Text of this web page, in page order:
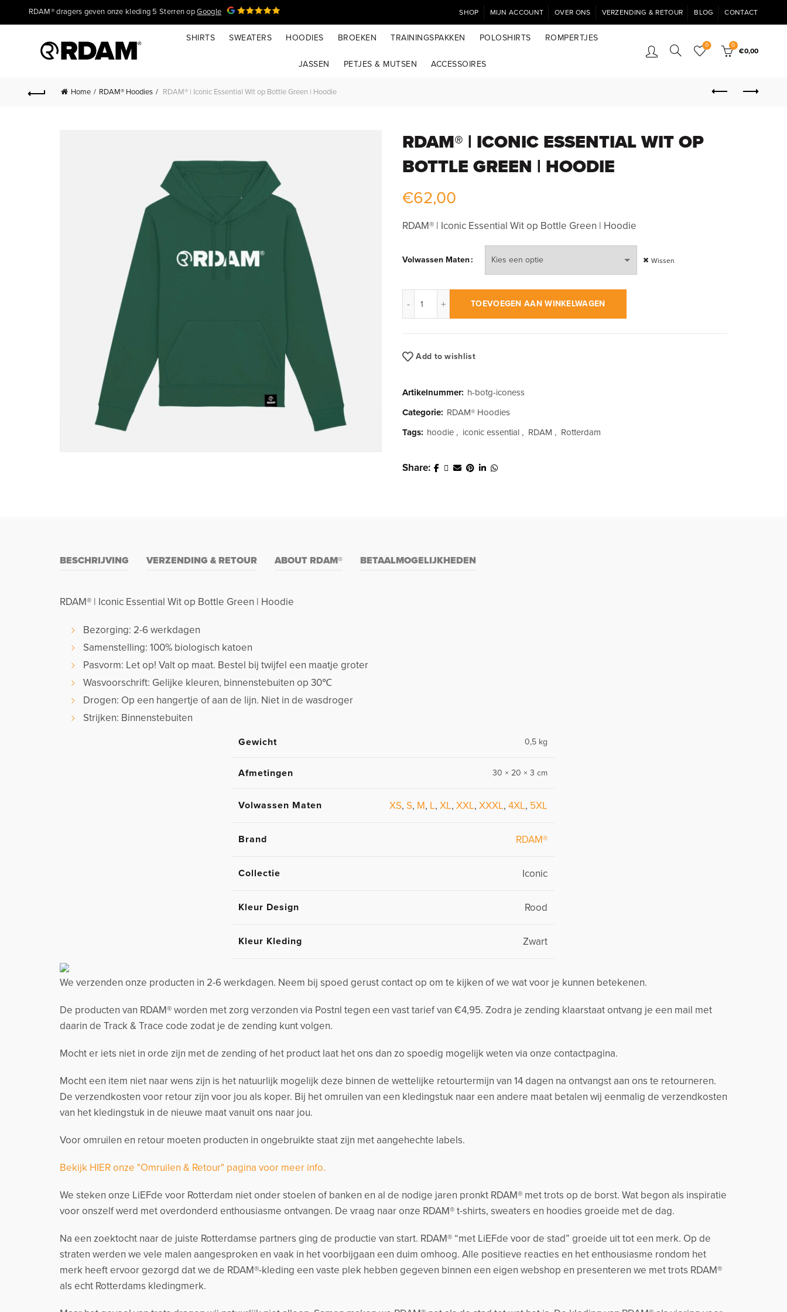
RDAM® dragers geven onze kleding 5 Sterren opGoogle SHOP MIJN ACCOUNT OVER ONS VERZENDING & RETOUR BLOG CONTACT
SHIRTS SWEATERS HOODIES BROEKEN TRAININGSPAKKEN POLOSHIRTS ROMPERTJES
JASSEN PETJES & MUTSEN ACCESSOIRES
0 0
€0,00
Home RDAM® Hoodies RDAM® | Iconic Essential Wit op Bottle Green | Hoodie
RDAM® | ICONIC ESSENTIAL WIT OP
BOTTLE GREEN | HOODIE
€62,00
RDAM® | Iconic Essential Wit op Bottle Green | Hoodie
Volwassen Maten Wissen
TOEVOEGEN AAN WINKELWAGEN
Add to wishlist
Artikelnummer: h-botg-iconess
Categorie: RDAM® Hoodies
Tags: hoodie , iconic essential , RDAM , Rotterdam
Share
BESCHRIJVING VERZENDING & RETOUR ABOUT RDAM® BETAALMOGELIJKHEDEN
RDAM® | Iconic Essential Wit op Bottle Green | Hoodie
Bezorging: 2-6 werkdagen
Samenstelling: 100% biologisch katoen
Pasvorm: Let op! Valt op maat. Bestel bij twijfel een maatje groter
Wasvoorschrift: Gelijke kleuren, binnenstebuiten op 30℃
Drogen: Op een hangertje of aan de lijn. Niet in de wasdroger
Strijken: Binnenstebuiten
Gewicht 0,5 kg
Afmetingen 30 × 20 × 3 cm
Volwassen Maten XS, S, M, L, XL, XXL, XXXL, 4XL, 5XL
Brand RDAM®
Collectie Iconic
Kleur Design Rood
Kleur Kleding Zwart
We verzenden onze producten in 2-6 werkdagen. Neem bij spoed gerust contact op om te kijken of we wat voor je kunnen betekenen.
De producten van RDAM® worden met zorg verzonden via Postnl tegen een vast tarief van €4,95. Zodra je zending klaarstaat ontvang je een mail met
daarin de Track & Trace code zodat je de zending kunt volgen.
Mocht er iets niet in orde zijn met de zending of het product laat het ons dan zo spoedig mogelijk weten via onze contactpagina.
Mocht een item niet naar wens zijn is het natuurlijk mogelijk deze binnen de wettelijke retourtermijn van 14 dagen na ontvangst aan ons te retourneren.
De verzendkosten voor retour zijn voor jou als koper. Bij het omruilen van een kledingstuk naar een andere maat betalen wij eenmalig de verzendkosten
van het kledingstuk in de nieuwe maat vanuit ons naar jou.
Voor omruilen en retour moeten producten in ongebruikte staat zijn met aangehechte labels.
Bekijk HIER onze "Omruilen & Retour" pagina voor meer info.
We steken onze LiEFde voor Rotterdam niet onder stoelen of banken en al de nodige jaren pronkt RDAM® met trots op de borst. Wat begon als inspiratie
voor onszelf werd met overdonderd enthousiasme ontvangen. De vraag naar onze RDAM® t-shirts, sweaters en hoodies groeide met de dag.
Na een zoektocht naar de juiste Rotterdamse partners ging de productie van start. RDAM® “met LiEFde voor de stad” groeide uit tot een merk. Op de
straten werden we vele malen aangesproken en vaak in het voorbijgaan een duim omhoog. Alle positieve reacties en het enthousiasme rondom het
merk heeft ervoor gezorgd dat we de RDAM®-kleding een vaste plek hebben gegeven binnen een eigen webshop en presenteren we met trots RDAM®
als echt Rotterdams kledingmerk.